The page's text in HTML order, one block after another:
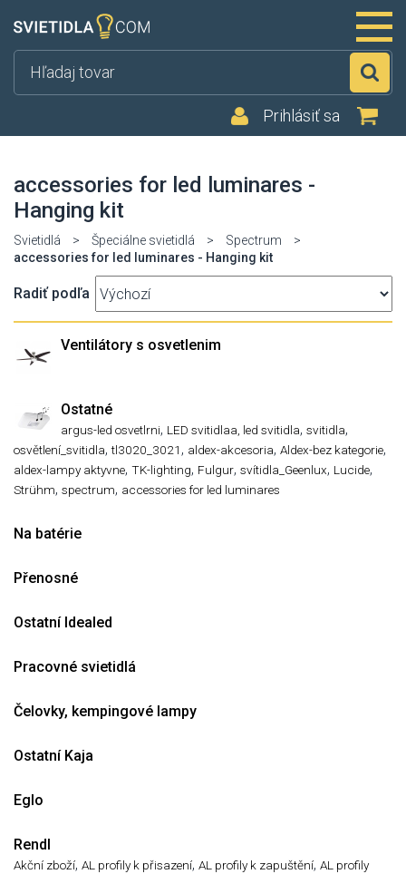
Prihlásiť sa
accessories for led luminares -
Hanging kit
Svietidlá > Špeciálne svietidlá > Spectrum
>
accessories for led luminares - Hanging kit
Radiť podľa
Ventilátory s osvetlenim
Ostatné
argus-led osvetlrni, LED svitidlaa, led svitidla, svitidla,
osvětlení_svitidla,tl3020_3021 , aldex-akcesoria, Aldex-bez kategorie,
aldex-lampy aktyvne, TK-lighting, Fulgur, svítidla_Geenlux, Lucide,
Strühm, spectrum, accessories for led luminares
Na batérie
Přenosné
Ostatní Idealed
Pracovné svietidlá
Čelovky, kempingové lampy
Ostatní Kaja
Eglo
Rendl
Akční zboží, AL profily k přisazení, AL profily k zapuštění, AL profily